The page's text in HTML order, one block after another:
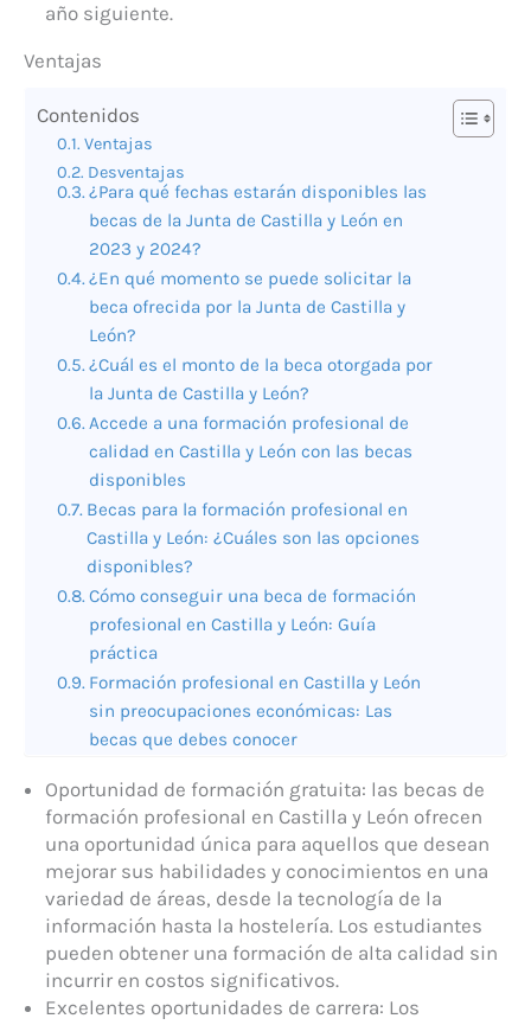
año siguiente.
Ventajas
Contenidos
Ventajas
Desventajas
¿Para qué fechas estarán disponibles las
becas de la Junta de Castilla y León en
2023 y 2024?
¿En qué momento se puede solicitar la
beca ofrecida por la Junta de Castilla y
León?
¿Cuál es el monto de la beca otorgada por
la Junta de Castilla y León?
Accede a una formación profesional de
calidad en Castilla y León con las becas
disponibles
Becas para la formación profesional en
Castilla y León: ¿Cuáles son las opciones
disponibles?
Cómo conseguir una beca de formación
profesional en Castilla y León: Guía
práctica
Formación profesional en Castilla y León
sin preocupaciones económicas: Las
becas que debes conocer
Oportunidad de formación gratuita: las becas de
formación profesional en Castilla y León ofrecen
una oportunidad única para aquellos que desean
mejorar sus habilidades y conocimientos en una
variedad de áreas, desde la tecnología de la
información hasta la hostelería. Los estudiantes
pueden obtener una formación de alta calidad sin
incurrir en costos significativos.
Excelentes oportunidades de carrera: Los